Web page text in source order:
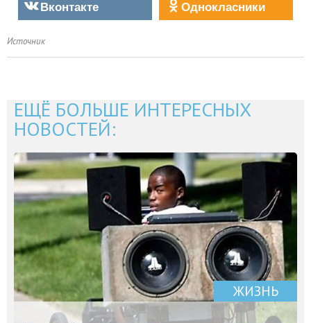
Вконтакте Однокласники
Источник
ЕЩЁ БОЛЬШЕ ИНТЕРЕСНЫХ
НОВОСТЕЙ:
ЖИЗНЬ